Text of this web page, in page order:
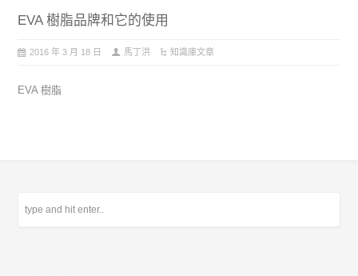
EVA 樹脂品牌和它的使用
2016 年 3 月 18 日 馬丁洪 知識庫文章
EVA 樹脂